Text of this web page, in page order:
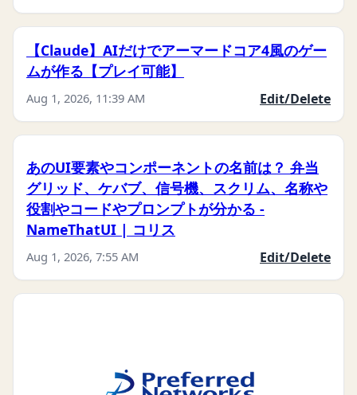
【Claude】AIだけでアーマードコア4風のゲー
ムが作る【プレイ可能】
Aug 1, 2026, 11:39 AM Edit/Delete
あのUI要素やコンポーネントの名前は？ 弁当
グリッド、ケバブ、信号機、スクリム、名称や
役割やコードやプロンプトが分かる -
NameThatUI | コリス
Aug 1, 2026, 7:55 AM Edit/Delete